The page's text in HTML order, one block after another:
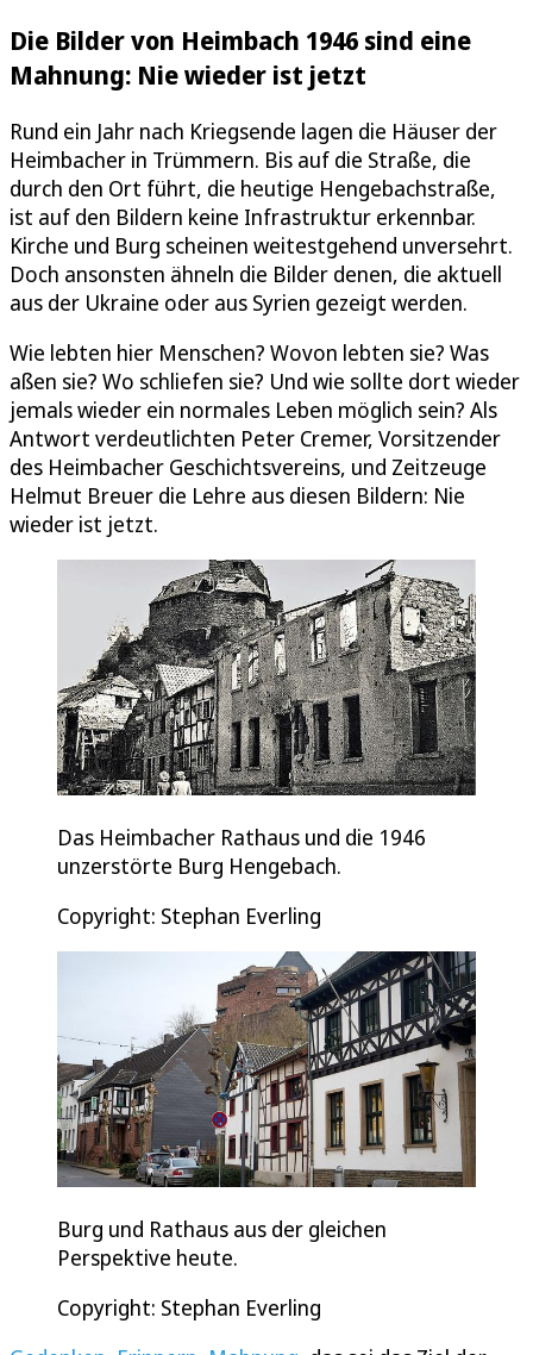
Die Bilder von Heimbach 1946 sind eine
Mahnung: Nie wieder ist jetzt
Rund ein Jahr nach Kriegsende lagen die Häuser der
Heimbacher in Trümmern. Bis auf die Straße, die
durch den Ort führt, die heutige Hengebachstraße,
ist auf den Bildern keine Infrastruktur erkennbar.
Kirche und Burg scheinen weitestgehend unversehrt.
Doch ansonsten ähneln die Bilder denen, die aktuell
aus der Ukraine oder aus Syrien gezeigt werden.
Wie lebten hier Menschen? Wovon lebten sie? Was
aßen sie? Wo schliefen sie? Und wie sollte dort wieder
jemals wieder ein normales Leben möglich sein? Als
Antwort verdeutlichten Peter Cremer, Vorsitzender
des Heimbacher Geschichtsvereins, und Zeitzeuge
Helmut Breuer die Lehre aus diesen Bildern: Nie
wieder ist jetzt.
Das Heimbacher Rathaus und die 1946
unzerstörte Burg Hengebach.
Copyright: Stephan Everling
Burg und Rathaus aus der gleichen
Perspektive heute.
Copyright: Stephan Everling